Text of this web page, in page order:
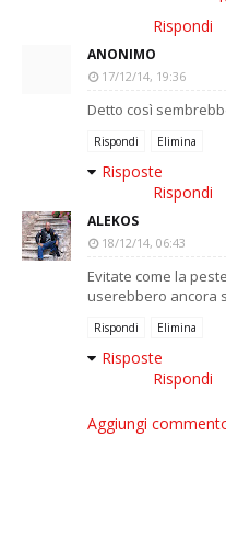
Rispondi
ANONIMO
17/12/14, 19:36
Detto così
Rispondi Elimina
Risposte
Rispondi
ALEKOS
18/12/14, 06:43
Evitate come la
userebbero ancora
Rispondi Elimina
Risposte
Rispondi
Aggiungi